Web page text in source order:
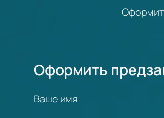
Оформить
Ваше имя